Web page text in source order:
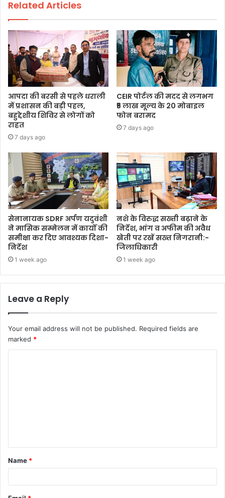
Related Articles
आपदा की बरसी से पहले धराली
में प्रशासन की बड़ी पहल,
बहुद्देशीय शिविर से लोगों को
राहत
7 days ago
CEIR पोर्टल की मदद से लगभग
₹5 लाख मूल्य के 20 मोबाइल
फोन बरामद
7 days ago
सेनानायक SDRF अर्पण यदुवंशी
ने मासिक सम्मेलन में कार्यों की
समीक्षा कर दिए आवश्यक दिशा-
निर्देश
1 week ago
नशे के विरुद्ध सख्ती बढ़ाने के
निर्देश, भांग व अफीम की अवैध
खेती पर रखें सख्त निगरानी:-
जिलाधिकारी
1 week ago
Leave a Reply
Your email address will not be published. Required fields are
marked *
t
*
Name *